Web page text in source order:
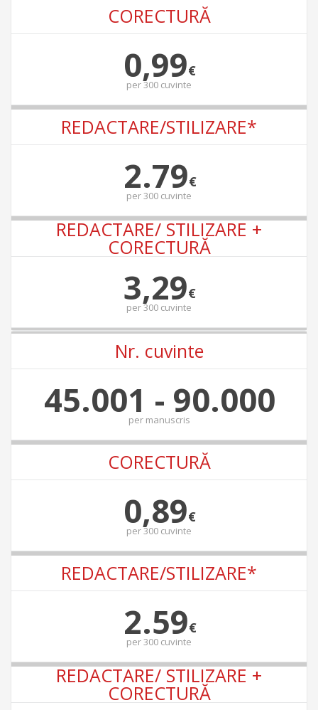
CORECTURĂ
0,99€
per300 cuvinte
REDACTARE/STILIZARE*
2.79€
per 300 cuvinte
REDACTARE/ STILIZARE +
CORECTURĂ
3,29€
per300 cuvinte
Nr. cuvinte
45.001 - 90.000
per manuscris
CORECTURĂ
0,89€
per300 cuvinte
REDACTARE/STILIZARE*
2.59€
per 300 cuvinte
REDACTARE/ STILIZARE +
CORECTURĂ